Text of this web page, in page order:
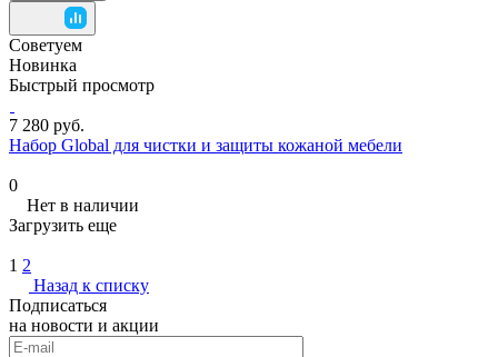
Советуем
Новинка
Быстрый просмотр
7 280 руб.
Набор Global для чистки и защиты кожаной мебели
0
Нет в наличии
Загрузить еще
1 2
Назад к списку
Подписаться
на новости и акции